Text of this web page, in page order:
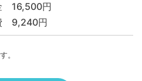
16,500円
9,240円
。